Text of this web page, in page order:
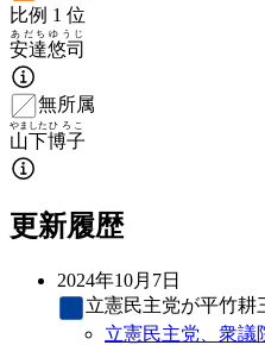
比例 1 位
安達
あだち
悠司
ゆうじ
無所属
山下
やました
博子
ひろこ
更新履歴
2024年10月7日
立憲民主党が平竹耕
立憲民主党、衆議